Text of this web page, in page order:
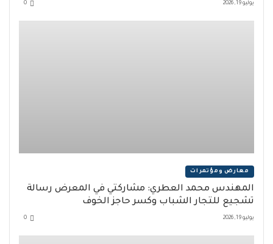
يوليو 19, 2026 0
معارض ومؤتمرات
المهندس محمد العطري: مشاركتي في المعرض رسالة
تشجيع للتجار الشباب وكسر حاجز الخوف
يوليو 19, 2026 0